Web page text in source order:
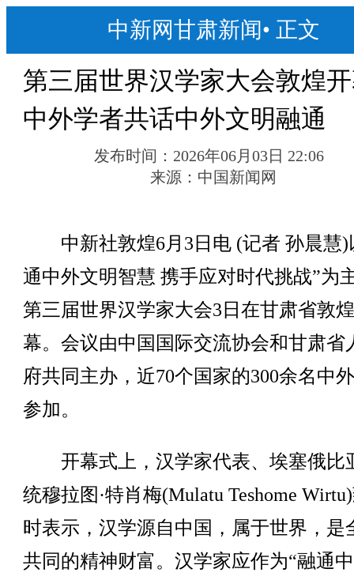
中新网甘肃新闻• 正文
第三届世界汉学家大会敦煌
中外学者共话中外文明融通
发布时间： 2026年06月03日 22:06
来源： 中国新闻网
中新社敦煌6月3日电 (记者 孙晨慧)
通中外文明智慧 携手应对时代挑战”为
第三届世界汉学家大会3日在甘肃省敦
幕。会议由中国国际交流协会和甘肃省
府共同主办，近70个国家的300余名中
参加。
开幕式上，汉学家代表、埃塞俄比
统穆拉图·特肖梅(Mulatu Teshome
时表示，汉学源自中国，属于世界，是
共同的精神财富。汉学家应作为“融通